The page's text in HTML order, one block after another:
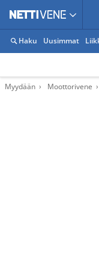
Haku Uusimmat
Myydään Moottorivene